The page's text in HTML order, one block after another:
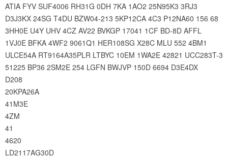
ATIA FYV SUF4006 RH31G 0DH 7KA 1AO2 25N95K3 3RJ3
D3J3KX 24SG T4DU BZW04-213 5KP12CA 4C3 P12NA60 156 68
3HH0E U4Y UHV 4CZ AV22 BVKGP 17041 1CF BD-8D AFFL
1VJ0E BFKA 4WF2 9061Q1 HER108SG X28C MLU 552 4BM1
ULCE54A RT9164A35PLR LTBYC 10EM 1WA2E 42821 UCC283T-3
51225 BP36 2SM2E 254 LGFN BWJVP 150D 6694 D3E4DX
D208
20KPA26A
41M3E
4ZM
41
4620
LD2117AG30D